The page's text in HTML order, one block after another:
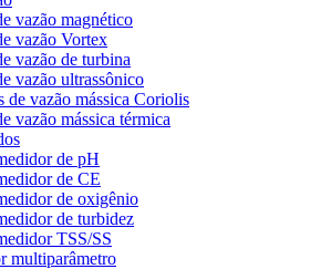
vazão magnético
vazão Vortex
vazão de turbina
vazão ultrassônico
de vazão mássica Coriolis
vazão mássica térmica
de pH
de CE
de oxigênio
de turbidez
TSS/SS
multiparâmetro